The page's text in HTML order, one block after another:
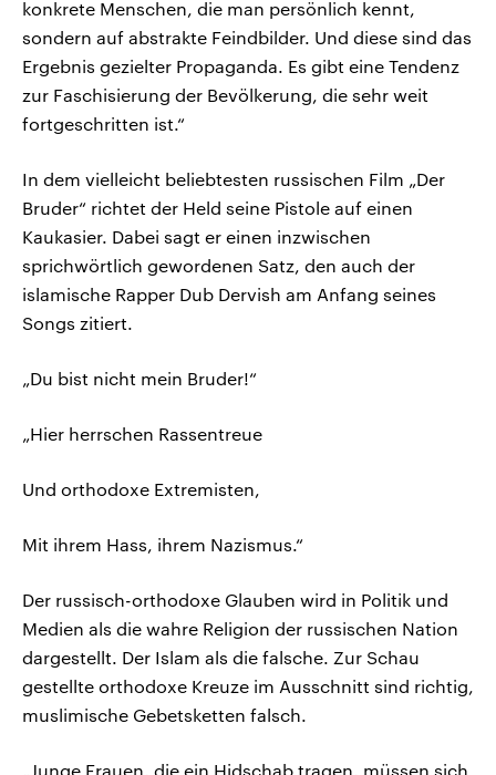
konkrete Menschen, die man persönlich kennt,
sondern auf abstrakte Feindbilder. Und diese sind das
Ergebnis gezielter Propaganda. Es gibt eine Tendenz
zur Faschisierung der Bevölkerung, die sehr weit
fortgeschritten ist.“
In dem vielleicht beliebtesten russischen Film „Der
Bruder“ richtet der Held seine Pistole auf einen
Kaukasier. Dabei sagt er einen inzwischen
sprichwörtlich gewordenen Satz, den auch der
islamische Rapper Dub Dervish am Anfang seines
Songs zitiert.
„Du bist nicht mein Bruder!“
„Hier herrschen Rassentreue
Und orthodoxe Extremisten,
Mit ihrem Hass, ihrem Nazismus.“
Der russisch-orthodoxe Glauben wird in Politik und
Medien als die wahre Religion der russischen Nation
dargestellt. Der Islam als die falsche. Zur Schau
gestellte orthodoxe Kreuze im Ausschnitt sind richtig,
muslimische Gebetsketten falsch.
„Junge Frauen, die ein Hidschab tragen, müssen sich